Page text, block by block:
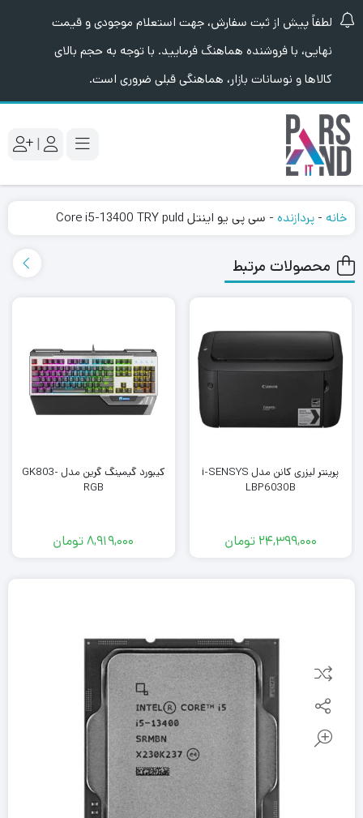
لطفاً پیش از ثبت سفارش، جهت استعلام موجودی و قیمت
نهایی، با فروشنده هماهنگ فرمایید. با توجه به حجم بالای
کالاها و نوسانات بازار، هماهنگی قبلی ضروری است.
|
خانه - پردازنده - سی پی یو اینتل Core i5-13400 TRY puld
محصولات مرتبط
پرینتر لیزری کانن مدل i-SENSYS
LBP6030B
24,399,000 تومان
کیبورد گیمینگ گرین مدل GK803-
RGB
8,919,000تومان